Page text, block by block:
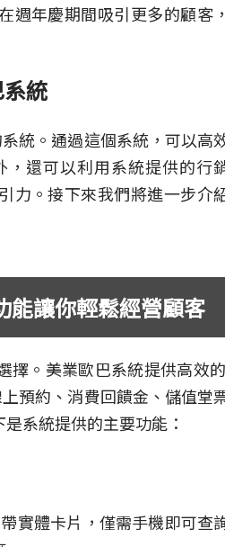
週年慶期間吸引更多的顧客
統
統。通過這個系統，可以高
，還可以利用系統提供的行
力。接下來我們將進一步介
能讓你輕鬆經營顧客
擇。美業歐巴系統提供高效的
上預約、消費回饋金、儲值堂
系統提供的主要功能：
實體卡片，僅需手機即可查